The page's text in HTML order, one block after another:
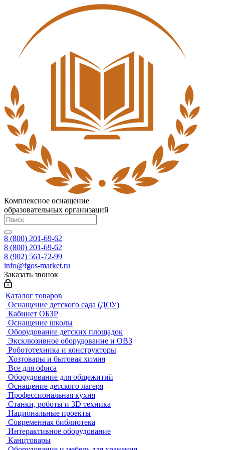
Комплексное оснащение
образовательных организаций
8 (800) 201-69-62
8 (800) 201-69-62
8 (902) 561-72-99
info@fgos-market.ru
Заказать звонок
Каталог товаров
Оснащение детского сада (ДОУ)
Кабинет ОБЗР
Оснащение школы
Оборудование детских площадок
Эксклюзивное оборудование и ОВЗ
Робототехника и конструкторы
Хозтовары и бытовая химия
Все для офиса
Оборудование для общежитий
Оснащение детского лагеря
Профессиональная кухня
Станки, роботы и 3D техника
Национальные проекты
Современная библиотека
Интерактивное оборудование
Канцтовары